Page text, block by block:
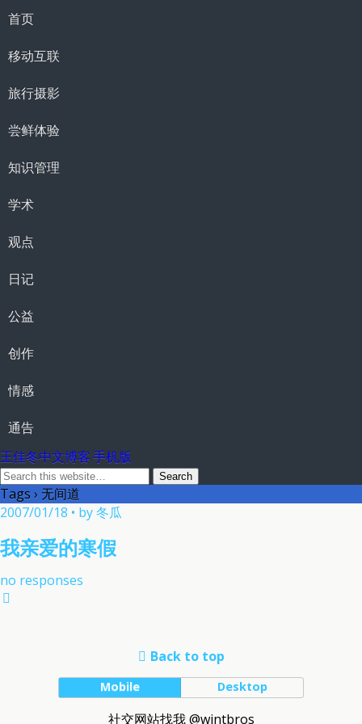
首页
移动互联
旅行摄影
尝鲜体验
知识管理
学术
观点
日记
公益
创作
情感
通告
王佳冬中文博客 手机版
Tags › 无间道
2007/01/18 • by 冬瓜
我亲爱的寒假
no responses
Back to top
Mobile Desktop
社交网站找我 @wintbros